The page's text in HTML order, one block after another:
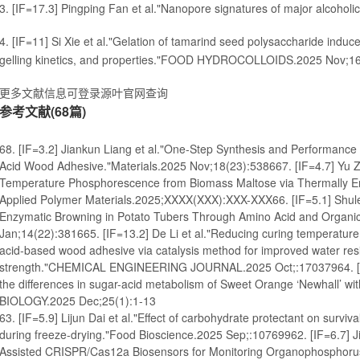
3. [IF=17.3] Pingping Fan et al."Nanopore signatures of major
4. [IF=11] Si Xie et al."Gelation of tamarind seed polysaccharide
gelling kinetics, and properties."FOOD HYDROCOLLOIDS.2025
更多文献信息可登录源叶官网查询
参考文献(68篇)
68. [IF=3.2] Jiankun Liang et al."One-Step Synthesis and
Acid Wood Adhesive."Materials.2025 Nov;18(23):538667. [IF=4.7] Yu
Temperature Phosphorescence from Biomass Maltose via Thermally
Applied Polymer Materials.2025;XXXX(XXX):XXX-XXX66. [IF=5.1]
Enzymatic Browning in Potato Tubers Through Amino Acid and
Jan;14(22):381665. [IF=13.2] De Li et al."Reducing curing
acid-based wood adhesive via catalysis method for improved water
strength."CHEMICAL ENGINEERING JOURNAL.2025
the differences in sugar-acid metabolism of Sweet Orange ‘Newhall’
BIOLOGY.2025 Dec;25(1):1-13
63. [IF=5.9] Lijun Dai et al."Effect of carbohydrate protectant on survival rate of Lactiplantibacillus plantarum during freeze-drying."Food Bioscience.2025 Sep;:10769962. [IF=6.7] Jiaqi Xue et al."Machine-Learning-Assisted CRISPR/Cas12a Biosensors for Monitoring Organophosphorus Pesticide Degradation."ANALYTICAL CHEMISTRY.2025;97(39):21491–2150161. [IF=8] Gege Liu et al."Potential interaction mechanism of glucose oxidase and cooked-induced components of peach puree during thermal processing."FOOD RESEARCH INTERNATIONAL.2025 Dec;221:11754160. [IF=8.2] Bangyu Lin et al."Blue light as a postharvest tool: Intensity-dependent enhancement of ripening, quality, and shelf-life potential in detached strawberries."Food Chemistry-X.2025 Sep;:10302459. [IF=9.8] Yixian Chen et al."Comparative evaluation of flavor-related chemical compounds of ‘Feizixiao’ litchi from various regions using E-tongue, E-nose, and HS-SPME-GC–MS."FOOD CHEMISTRY.2025 Dec;495:14656058. [IF=14.1] Jiang Shi et al."A Cost-Effective and Scalable Machine Learning Approach for Quality Assessment of Fresh Maize Kernel Using NIR Spectroscopy."Advanced Science.2025 Sep;:e1275057. [IF=5.9] Zhengwen Zhu et al."One-pot ATP-free biosynthesis of D-allulose: Enzyme immobilization and process optimization."Food Bioscience.2025 Oct;72:10742556. [IF=5.9] Zhengwen Zhu et al."One-pot ATP-free biosynthesis of D-allulose: Enzyme immobilization and process optimization."Food Bioscience.2025 Oct;72:10742555. [IF=1.9] Jiang Wen et al."Scalable production of Actinidia arguta adventitious roots in air-lift bioreactors and their antibacterial efficacy against Staphylococcus aureus."IN VITRO CELLULAR & DEVELOPMENTAL BIOLOGY-PLANT.2025 Jul;:1-1354. [IF=4.8] Jiacheng Ji et al."Evaluation of the impact of ecological factors on the habitat suitability and bioactive components accumulation of the medicinal holoparasitic plant Cynomorium songaricum using machine learning models."Frontiers in Plant Science.2025 Ju53. [IF=3.4] Yun-Hui Zuo et al."Effect of Ultrahigh-Pressure on the Physicochemical Properties and Biological Activities of Dietary Fiber From Litchi Pomace."JOURNAL OF FOOD SCIENCE.2025 Jun;90(6):e7028952. [IF=12.5] Guotao Mao et al."One-pot tailored synthesis of highly monodisperse β-1,3-glucan from sucrose driven by an in vitro self-assembled dual-enzyme system via spy chemistry."CARBOHYDRATE POLYMERS.2025 Jun;:12387851. [IF=2.4] Zhang Xiaoai et al."Exogenous 5-aminolevulinic acid enhances the quality and anthocyanin synthesis ability of fig fruit."Horticulture Environment and Biotechnology.2025 May;:1-1350. [IF=5.9] Xun Sun et al."Co-fermentation of L. plantarum and enological yeasts enhances the quality of a multi-substrate fermented beverage: Physicochemical, bioactive and flavor profiles."Food Bioscience.2025 Jul;69:10694249. [IF=9.8] Xiao-Dong Zheng et al."A comprehensive study on the mechanism of apple flavor quality formation: Comparison of different apple cultivars in the Weihai region."FOOD CHEMISTRY.2025 May;:14489448. [IF=9.8] Sha Yan et al."Turanose and erlose as characteristic oligosaccharides in honey: Their formation mechanism and potential application for detecting honey adulteration."FOOD CHEMISTRY.2025 May;:14478447. [IF=6.5] Xingyu Mei et al."Glycan degradation in Polygonati Rhizoma: Effects of traditional ‘nine steaming and nine basking’ on low molecular weight Fructans and polysaccharides."Food Chemistry-X.2025 Jan;25:10213146. [IF=7.6] Wu Yu et al."A vacuolar invertase gene SlVI modulates sugar metabolism and postharvest fruit quality and stress resistance in tomato."Horticulture Research.2024 Oct;:45. [IF=1.6] Yu Wang et al."A betaine-contained solution reduced cold ischemia damage through inhibiting vacuolar degeneration in livers."TRANSPLANT IMMUNOLOGY.2024 Dec;87:10214444. [IF=4.7] Yongmei He et al."Enhancement of Tomato Fruit Quality Through Moderate Water Deficit."Foods.2024 Jan;13(22):354043. [IF=4.8] Zhiwei Sun et al."Multi-omics analysis of metabolic differences in rape bee pollen fermented by single and mixed lactic acid bacterial strains."Food Bioscience.2024 Dec;62:10540142. [IF=4.4] Kiramat Ali Shah et al."Unveiling the potential of pulmonary surfactant-based nanocarriers for protein inhalation therapy."EUROPEAN JOURNAL OF PHARMACEUTICS AND BIOPHARMACEUTICS.2024 Dec;205:11457441. [IF=4.4] Tiansong Liu et al."Thermosetting Sucrose-Based Wood Adhesive with Enhanced Water Resistance and Bonding Performance by Constructing a Schiff Base Cross-Linking Network."ACS Applied Polymer Materials.2024;6(22):13927–1393640. [IF=4.8] Xiaoqiang Zou et al."Composite enzymatic hydrolysis for producing Harlikar apple juice with increased dietary fiber content and antioxidant capacity."Food Bioscience.2024 Dec;62:10550839. [IF=2.8] Wenzheng Li et al."Spatial-resolved metabolome imaging of petals for Forsythia viridissima and Jasminum nudiflorum using online extraction (OLE) coupled to LC–Qtof-MS."JOURNAL OF CHROMATOGRAPHY B-ANALYTICAL TECHNOLOGIES IN THE BIOMEDICAL AND LIFE SCIENCES38. [IF=5.6] Siyi Ma et al."Integration of feature-based molecular networking and high-definition data-dependent acquisition for the comprehensive multicomponent characterization of Honghua Xiaoyao Tablet."TALANTA.2025 Apr;285:12729837. [IF=17.3] Pingping Fan et al."Nanopore signatures of major alcoholic beverages."Matter.36. [IF=2.9] Gao Nengbin et al."Effect of ultrasonic modification on physicochemical properties and bioactivity of polysaccharides from mycelium of Sanghuangporus vaninii."Journal of Food Measurement and Characterization.2025 Jan;:1-1635. [IF=6] Huimin Wu et al."Dynamic changes of quality characteristics during fermentation of orange-fleshed sweet potato alcoholic beverage."LWT-FOOD SCIENCE AND TECHNOLOGY.2025 Feb;218:11750934. [IF=4] Deqing Wang et al."Penetrating microwave vacuum drying: a superior alternative to traditional drying methods for enhancing sensory quality, biological activity and flavor of ‘Akizuki’ pear (Pyrus pyrifolia Nakai)."JOURNAL OF FOOD COMPOSITION AND ANALYSIS.33. [IF=4.8] Hangyu Hu et al."Characterization of a novel levansucrase produced by Bacillus subtilis LG-4 isolated from traditional natto for biosynthesis of prebiotic lactosucrose."Food Bioscience.2025 Apr;66:10629232. [IF=3.4] Hao Song et al."1-Octen-3-ol exacerbates depression-induced neurotoxicity via the TLR4/NF-κB and Nrf2/HO-1 pathways."NEUROTOXICOLOGY.2025 May;108:8131. [IF=7] Hangyu Hu et al."Synthesis of novel lactose-